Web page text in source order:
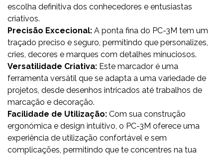
escolha definitiva dos conhecedores e entusiastas
criativos.
Precisão Excecional: A ponta fina do PC-3M tem um
traçado preciso e seguro, permitindo que personalizes,
cries, decores e marques com detalhes minuciosos.
Versatilidade Criativa: Este marcador é uma
ferramenta versátil que se adapta a uma variedade de
projetos, desde desenhos intricados até trabalhos de
marcação e decoração.
Facilidade de Utilização: Com sua construção
ergonómica e design intuitivo, o PC-3M oferece uma
experiência de utilização confortável e sem
complicações, permitindo que te concentres na tua